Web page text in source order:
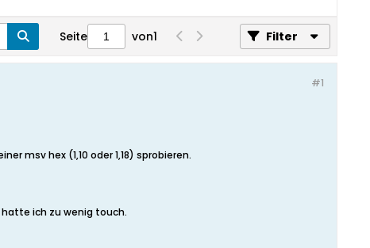
Seite von1 Filter
#1
msv hex (1,10 oder 1,18) sprobieren.
ich zu wenig touch.